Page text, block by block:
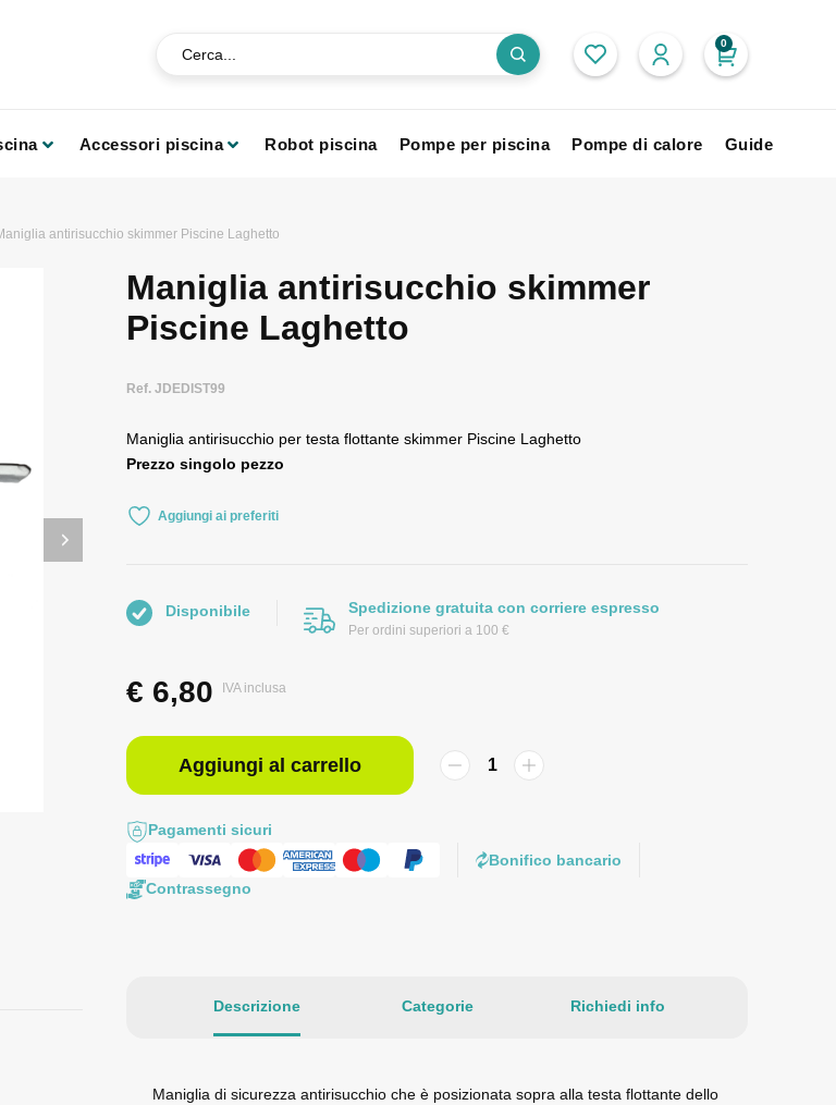
0
Accessori piscina Robot piscina Pompe per piscina Pompe di calore Guide
antirisucchio skimmer Piscine Laghetto
Maniglia antirisucchio skimmer
Piscine Laghetto
Ref. JDEDIST99
Maniglia antirisucchio per testa flottante skimmer Piscine Laghetto
Prezzo singolo pezzo
Aggiungi ai preferiti
Disponibile Spedizione gratuita con corriere espresso
Per ordini superiori a 100 €
€ 6,80 IVA inclusa
Aggiungi al carrello
Pagamenti sicuri
Bonifico bancario
Contrassegno
Descrizione Categorie Richiedi info
Maniglia di sicurezza antirisucchio che è posizionata sopra alla testa flottante dello